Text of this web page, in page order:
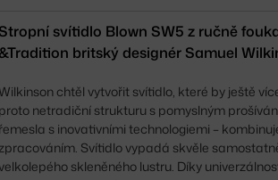
Stropní svítidlo Blown SW5 z ručně
&Tradition britský designér Samuel
chtěl vytvořit svítidlo, které by ještě
proto netradiční strukturu s pomyslným
řemesla s inovativními technologiemi –
zpracováním. Svítidlo vypadá skvěle
skleněného lustru. Díky